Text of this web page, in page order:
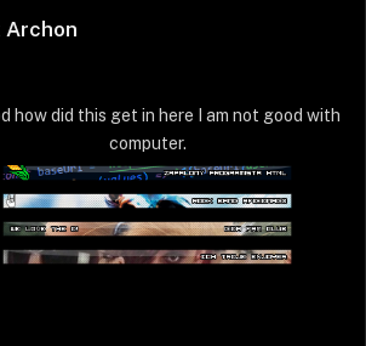
Archon
how did this get in here I am not good with
computer.